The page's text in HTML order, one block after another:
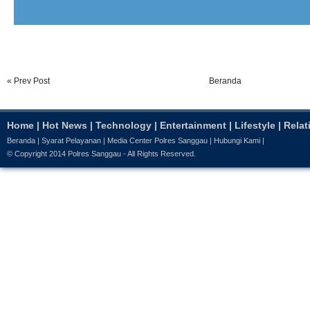
« Prev Post Beranda
Home | Hot News | Technology | Entertainment | Lifestyle |
Beranda Syarat Pelayanan Media Center Polres Sanggau Hubungi Kami
© Copyright 2014 Polres Sanggau - All Rights Reserved.